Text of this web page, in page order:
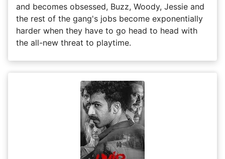
and becomes obsessed, Buzz, Woody, Jessie and
the rest of the gang's jobs become exponentially
harder when they have to go head to head with
the all-new threat to playtime.